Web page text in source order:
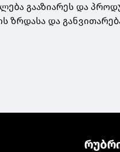
გააზიარეს და
ზრდასა და